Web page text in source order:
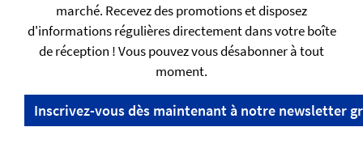
marché. Recevez des promotions et disposez
d'informations régulières directement dans votre boîte
de réception ! Vous pouvez vous désabonner à tout
moment.
Inscrivez-vous dès maintenant à notre newsletter